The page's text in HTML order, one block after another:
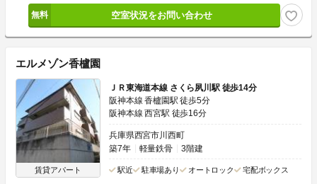
空室状況をお問い合わせ
エルメゾン香櫨園
賃貸アパート
ＪＲ東海道本線 さくら夙川駅 徒歩14分
阪神本線 香櫨園駅 徒歩5分
阪神本線 西宮駅 徒歩16分
兵庫県西宮市川西町
築7年
軽量鉄骨 3階建
駅近 駐車場あり オートロック 宅配ボックス